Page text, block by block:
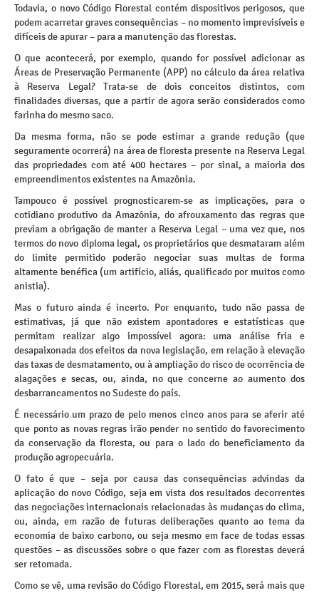
Todavia, o novo Código Florestal contém dispositivos perigosos, que
podem acarretar graves consequências – no momento imprevisíveis e
difíceis de apurar – para a manutenção das florestas.
O que acontecerá, por exemplo, quando for possível adicionar as
Áreas de Preservação Permanente (APP) no cálculo da área relativa
à Reserva Legal? Trata-se de dois conceitos distintos, com
finalidades diversas, que a partir de agora serão considerados como
farinha do mesmo saco.
Da mesma forma, não se pode estimar a grande redução (que
seguramente ocorrerá) na área de floresta presente na Reserva Legal
das propriedades com até 400 hectares – por sinal, a maioria dos
empreendimentos existentes na Amazônia.
Tampouco é possível prognosticarem-se as implicações, para o
cotidiano produtivo da Amazônia, do afrouxamento das regras que
previam a obrigação de manter a Reserva Legal – uma vez que, nos
termos do novo diploma legal, os proprietários que desmataram além
do limite permitido poderão negociar suas multas de forma
altamente benéfica (um artifício, aliás, qualificado por muitos como
anistia).
Mas o futuro ainda é incerto. Por enquanto, tudo não passa de
estimativas, já que não existem apontadores e estatísticas que
permitam realizar algo impossível agora: uma análise fria e
desapaixonada dos efeitos da nova legislação, em relação à elevação
das taxas de desmatamento, ou à ampliação do risco de ocorrência de
alagações e secas, ou, ainda, no que concerne ao aumento dos
desbarrancamentos no Sudeste do país.
É necessário um prazo de pelo menos cinco anos para se aferir até
que ponto as novas regras irão pender no sentido do favorecimento
da conservação da floresta, ou para o lado do beneficiamento da
produção agropecuária.
O fato é que – seja por causa das consequências advindas da
aplicação do novo Código, seja em vista dos resultados decorrentes
das negociações internacionais relacionadas às mudanças do clima,
ou, ainda, em razão de futuras deliberações quanto ao tema da
economia de baixo carbono, ou seja mesmo em face de todas essas
questões – as discussões sobre o que fazer com as florestas deverá
ser retomada.
Como se vê, uma revisão do Código Florestal, em 2015, será mais que